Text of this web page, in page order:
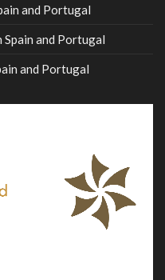
and Portugal
and Portugal
and Portugal